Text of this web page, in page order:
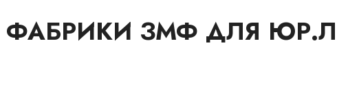
ФАБРИКИ ЗМФ ДЛЯ